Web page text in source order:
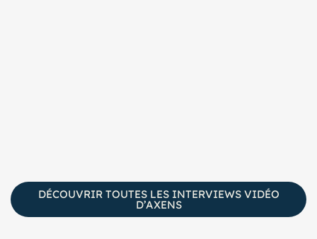
DÉCOUVRIR TOUTES LES INTERVIEWS VIDÉO
D’AXENS